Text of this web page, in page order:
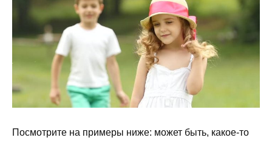
Посмотрите на примеры ниже: может быть, какое-то